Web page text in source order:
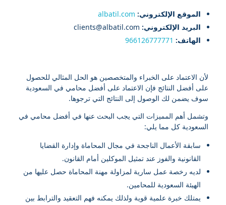
الموقع الإلكتروني: albatil.com
البريد الإلكتروني:
الهاتف: 966126777771
لأن الاعتماد على الخبراء والمتخصصين هو الحل المثالي للحصول
على أفضل النتائج فإن الاعتماد على أفضل محامي في السعودية
سوف يضمن لك الوصول إلى النتائج التي ترجوها.
وتشمل أهم المميزات التي يجب البحث عنها في أفضل محامي في
السعودية كل مما يلي:
سابقة الأعمال الناجحة في مجال المحاماة وإدارة القضايا
القانونية والفوز عند تمثيل الموكلين أمام القانون.
لديه رخصة عمل سارية لمزاولة مهنة المحاماة حصل عليها من
الهيئة السعودية للمحامين.
يمتلك خبرة علمية قوية ولذلك يمكنه فهم التعقيد والترابط بين